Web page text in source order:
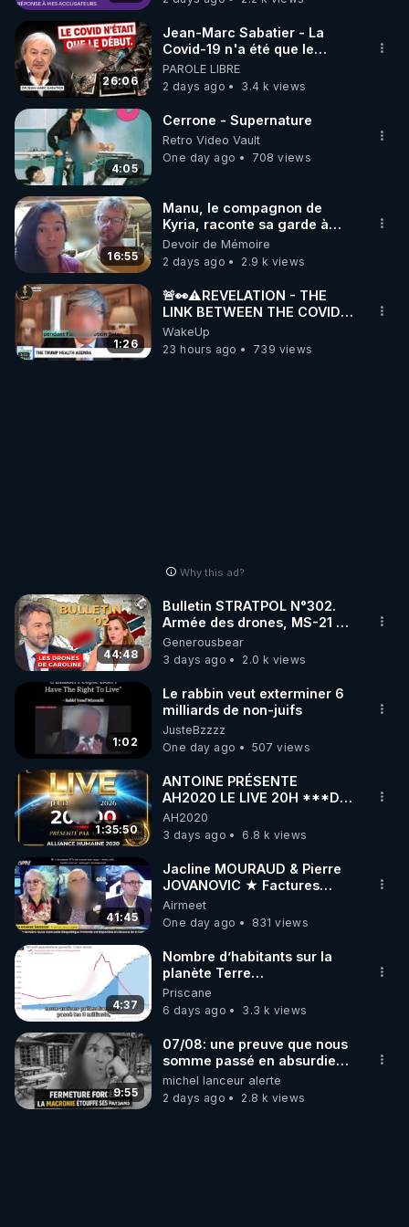
26:06
Jean-Marc Sabatier - La
Covid-19 n'a été que le
début - L'ARNm & l'ARNm-aa
jusqu où auront-t-il ?
PAROLE LIBRE
2 days ago
3.4 k views
4:05
Cerrone - Supernature
Retro Video Vault
One day ago
708 views
16:55
Manu, le compagnon de
Kyria, raconte sa garde à
vue musclée. PARTAGEZ!
Devoir de Mémoire
2 days ago
2.9 k views
1:26
🚨👀⚠️REVELATION - THE
LINK BETWEEN THE COVID
VACCINE AND CANCER -LIEN
VACCIN COVID ET CANCER
WakeUp
23 hours ago
739 views
Why this ad?
44:48
Bulletin STRATPOL N°302.
Armée des drones, MS-21 en
série, missiles coréens.
07.08.2026.
Generousbear
3 days ago
2.0 k views
1:02
Le rabbin veut exterminer 6
milliards de non-juifs
JusteBzzzz
One day ago
507 views
1:35:50
ANTOINE PRÉSENTE
AH2020 LE LIVE 20H ***DU
06/08/2026***
AH2020
3 days ago
6.8 k views
41:45
Jacline MOURAUD & Pierre
JOVANOVIC ★ Factures
Impayées : Où Est Passé Le
Pognon ?
Airmeet
One day ago
831 views
4:37
Nombre d’habitants sur la
planète Terre…
Priscane
6 days ago
3.3 k views
9:55
07/08: une preuve que nous
somme passé en absurdie
une dictature qui veut faire
taire ses opposant !
michel lanceur alerte
2 days ago
2.8 k views